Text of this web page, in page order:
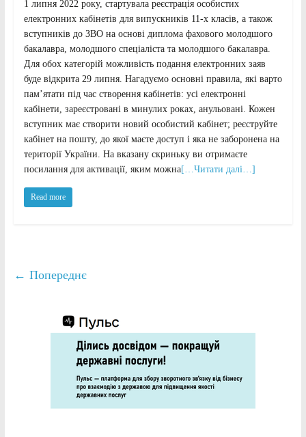
1 липня 2022 року, стартувала реєстрація особистих
електронних кабінетів для випускників 11-х класів, а також
вступників до ЗВО на основі диплома фахового молодшого
бакалавра, молодшого спеціаліста та молодшого бакалавра.
Для обох категорій можливість подання електронних заяв
буде відкрита 29 липня. Нагадуємо основні правила, які варто
пам’ятати під час створення кабінетів: усі електронні
кабінети, зареєстровані в минулих роках, анульовані. Кожен
вступник має створити новий особистий кабінет; реєструйте
кабінет на пошту, до якої маєте доступ і яка не заборонена на
території України. На вказану скриньку ви отримаєте
посилання для активації, яким можна[…Читати далі…]
Read more
← Попереднє